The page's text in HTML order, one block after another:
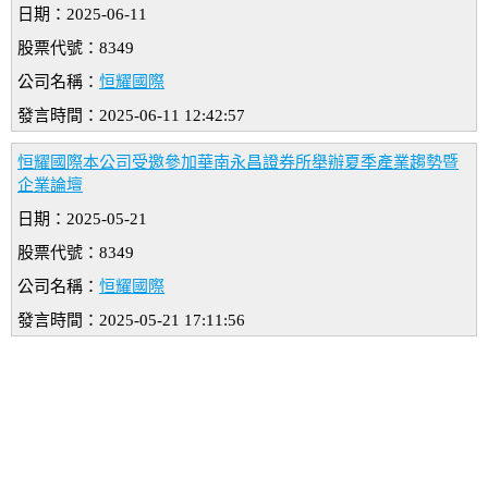
日期：2025-06-11
股票代號：8349
公司名稱： 恒耀國際
發言時間：2025-06-11 12:42:57
恒耀國際本公司受邀參加華南永昌證券所舉辦夏季產業趨勢暨
企業論壇
日期：2025-05-21
股票代號：8349
公司名稱： 恒耀國際
發言時間：2025-05-21 17:11:56